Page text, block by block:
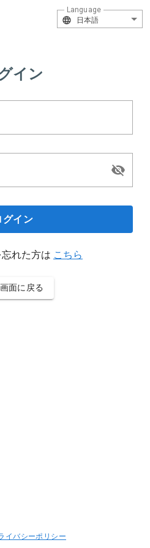
日本語
Language
イン
グイン
れた方は こちら
面に戻る
イバシーポリシー